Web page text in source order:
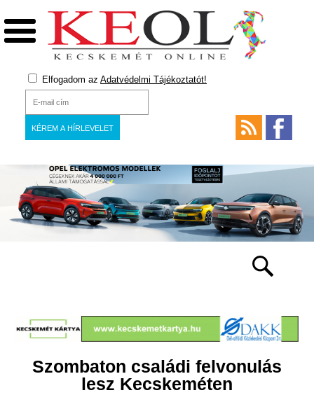
Elfogadom az Adatvédelmi Tájékoztatót!
Szombaton családi felvonulás
lesz Kecskeméten